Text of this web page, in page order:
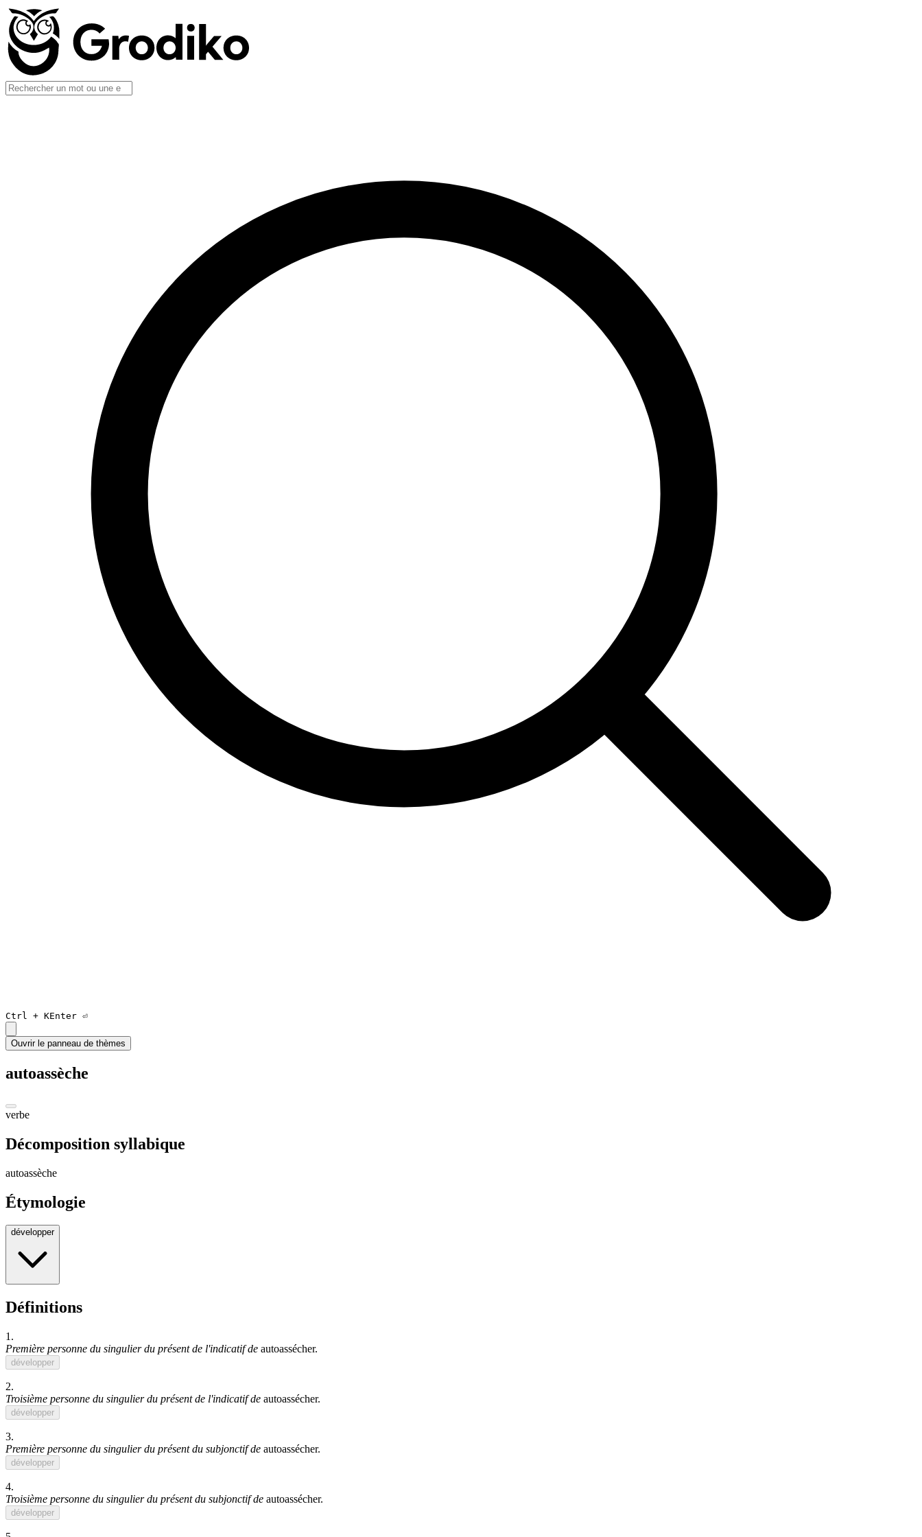
Ctrl + KEnter ⏎
Ouvrir le panneau de thèmes
autoassèche
verbe
Décomposition syllabique
autoassèche
Étymologie
développer
Définitions
1.
Première personne du singulier du présent de l'indicatif de autoassécher.
développer
2.
Troisième personne du singulier du présent de l'indicatif de autoassécher.
développer
3.
Première personne du singulier du présent du subjonctif de autoassécher.
développer
4.
Troisième personne du singulier du présent du subjonctif de autoassécher.
développer